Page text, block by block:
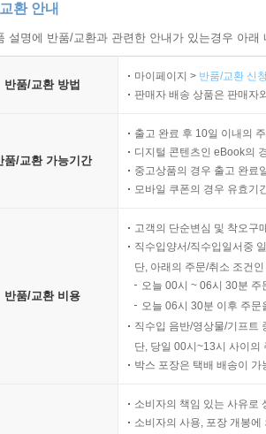
환 안내
설명에 반품/교환과 관련한 안내가 있는경우 아
반품/교환 방법
마이페이지 > 반품/교환 신
판매자 배송 상품은 판매자
품/교환 가능기간
출고 완료 후 10일 이내의
디지털 콘텐츠인 eBook의
중고상품의 경우 출고 완료
모바일 쿠폰의 경우 유효기
반품/교환 비용
고객의 단순변심 및 착오구
직수입양서/직수입일서중
단, 아래의 주문/취소 조건
오늘 00시 ~ 06시 30분
오늘 06시 30분 이후 주
직수입 음반/영상물/기프트
단, 당일 00시~13시 사이의
박스 포장은 택배 배송이
소비자의 책임 있는 사유로
소비자의 사용, 포장 개봉